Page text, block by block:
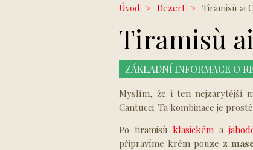
Úvod > Dezert > Tiramisù ai
Tiramisù
ZÁKLADNÍ INFORMACE O
Myslím, že i ten nejzarytější
Cantucci. Ta kombinace je
Po tiramisùklasickém a
připravíme krém pouze z